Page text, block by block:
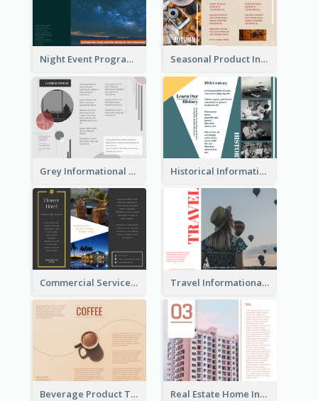
Night Event Program Brochure Seasonal Product Informational Tri Fold Brochure
Grey Informational Tri Fold Brochure Historical Informational Tri Fold Brochure
Commercial Services Tri Fold Brochure Travel Informational Brochure
Beverage Product Tri Fold Brochure Real Estate Home Informational Brochure